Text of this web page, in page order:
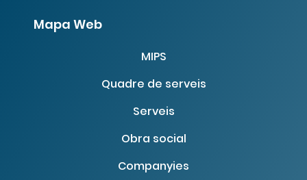
Mapa Web
MIPS
Quadre de serveis
Serveis
Obra social
Companyies